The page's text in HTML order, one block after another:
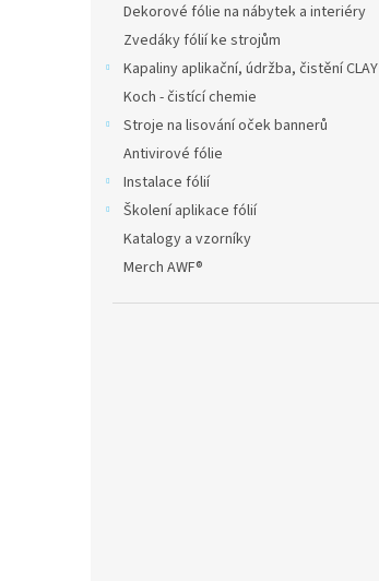
Dekorové fólie na nábytek a interiéry
Zvedáky fólií ke strojům
Kapaliny aplikační, údržba, čistění CLAY
Koch - čistící chemie
Stroje na lisování oček bannerů
Antivirové fólie
Instalace fólií
Školení aplikace fólií
Katalogy a vzorníky
Merch AWF®